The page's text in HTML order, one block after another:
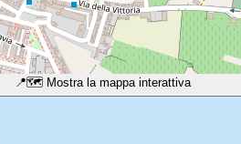
📍🗺️ Mostra la mappa interattiva